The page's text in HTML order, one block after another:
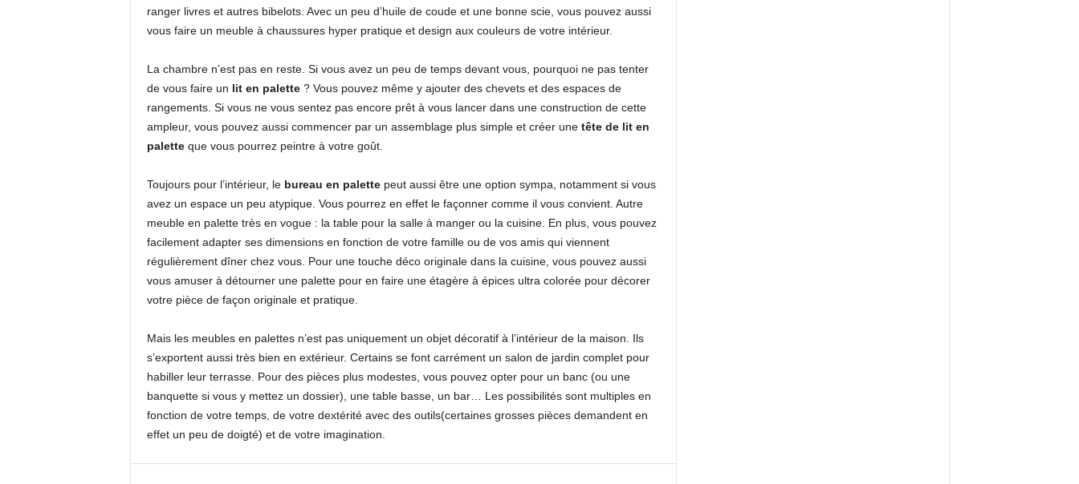
ranger livres et autres bibelots. Avec un peu d’huile de coude et une bonne scie, vous pouvez aussi
vous faire un meuble à chaussures hyper pratique et design aux couleurs de votre intérieur.
La chambre n’est pas en reste. Si vous avez un peu de temps devant vous, pourquoi ne pas tenter
de vous faire un lit en palette? Vous pouvez même y ajouter des chevets et des espaces de
rangements. Si vous ne vous sentez pas encore prêt à vous lancer dans une construction de cette
ampleur, vous pouvez aussi commencer par un assemblage plus simple et créer une tête de lit en
paletteque vous pourrez peintre à votre goût.
Toujours pour l’intérieur, le bureau en palettepeut aussi être une option sympa, notamment si vous
avez un espace un peu atypique. Vous pourrez en effet le façonner comme il vous convient. Autre
meuble en palette très en vogue : la table pour la salle à manger ou la cuisine. En plus, vous pouvez
facilement adapter ses dimensions en fonction de votre famille ou de vos amis qui viennent
régulièrement dîner chez vous. Pour une touche déco originale dans la cuisine, vous pouvez aussi
vous amuser à détourner une palette pour en faire une étagère à épices ultra colorée pour décorer
votre pièce de façon originale et pratique.
Mais les meubles en palettes n’est pas uniquement un objet décoratif à l’intérieur de la maison. Ils
s’exportent aussi très bien en extérieur. Certains se font carrément un salon de jardin complet pour
habiller leur terrasse. Pour des pièces plus modestes, vous pouvez opter pour un banc (ou une
banquette si vous y mettez un dossier), une table basse, un bar… Les possibilités sont multiples en
fonction de votre temps, de votre dextérité avec des outils(certaines grosses pièces demandent en
effet un peu de doigté) et de votre imagination.